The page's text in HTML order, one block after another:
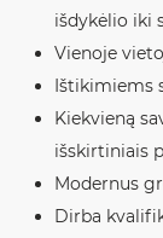
išdykėlio iki
Vienoje
Ištikimiems
Kiekvieną
išskirtiniais
Modernus
Dirba